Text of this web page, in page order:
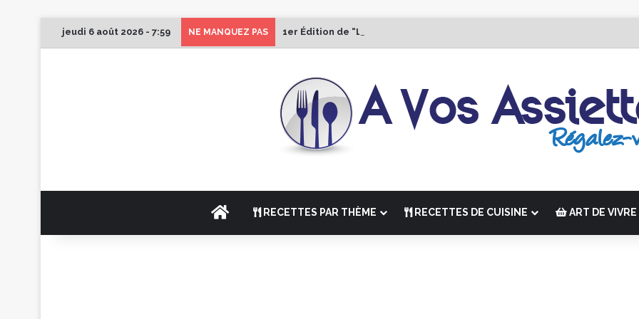
jeudi 6 août 2026 - 7:59 NE MANQUEZ PAS 1er Édition de “La Semaine des Chefs” du 19 au 24 octobre 2026
ACCUEILRECETTES PAR THÈME RECETTES DE CUISINE ART DE VIVRE